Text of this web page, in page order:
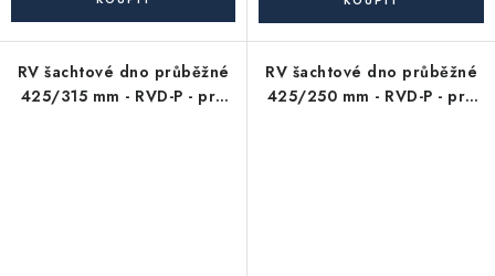
RV šachtové dno průběžné
425/315 mm - RVD-P - pro
RV šachtové dno průběžné
425/250 mm - RVD-P - pro